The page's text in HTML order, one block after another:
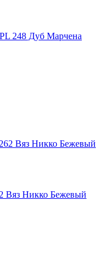
248 Дуб Марчена
Вяз Никко Бежевый